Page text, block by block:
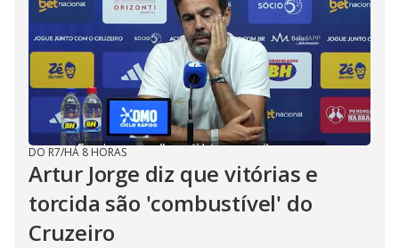
DO R7/HÁ 8 HORAS
Artur Jorge diz que vitórias e
torcida são 'combustível' do
Cruzeiro